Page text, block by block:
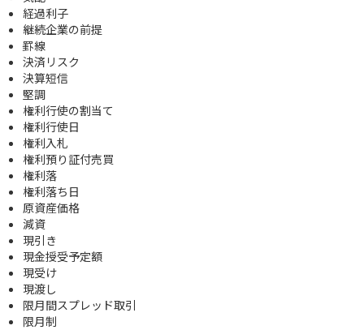
経過利子
継続企業の前提
罫線
決済リスク
決算短信
堅調
権利行使の割当て
権利行使日
権利入札
権利預り証付売買
権利落
権利落ち日
原資産価格
減資
現引き
現金授受予定額
現受け
現渡し
限月間スプレッド取引
限月制